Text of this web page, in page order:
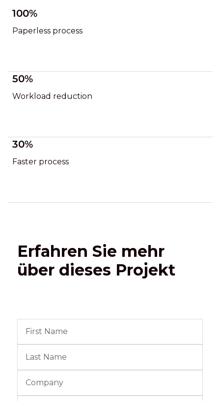
100%
Paperless process
50%
Workload reduction
30%
Faster process
Erfahren Sie mehr
über dieses Projekt